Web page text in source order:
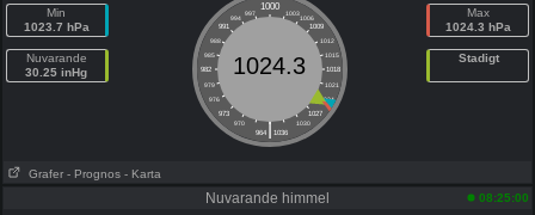
Min
1023.7 hPa
Nuvarande
30.25 inHg
1000
997 1003
994
1006
991
1009
988
1012
985
1015
982
1018
979
1021
976
1024
973
1027
970
1030
|
964 1036
1024.3
Max
1024.3 hPa
Stadigt
Grafer - Prognos - Karta
Nuvarande himmel 08:25:00